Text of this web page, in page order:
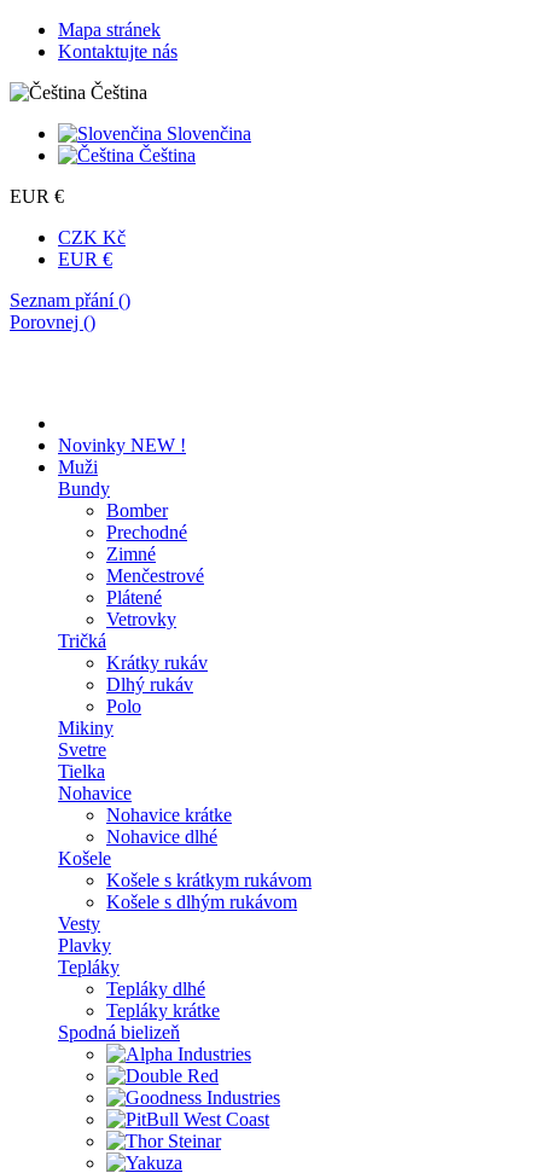
Mapa stránek
Kontaktujte nás
Čeština
Slovenčina
Čeština
EUR €
CZK Kč
EUR €
Seznam přání ()
Porovnej ()
Novinky NEW !
Muži
Bundy
Bomber
Prechodné
Zimné
Menčestrové
Plátené
Vetrovky
Tričká
Krátky rukáv
Dlhý rukáv
Polo
Mikiny
Svetre
Tielka
Nohavice
Nohavice krátke
Nohavice dlhé
Košele
Košele s krátkym rukávom
Košele s dlhým rukávom
Vesty
Plavky
Tepláky
Tepláky dlhé
Tepláky krátke
Spodná bielizeň